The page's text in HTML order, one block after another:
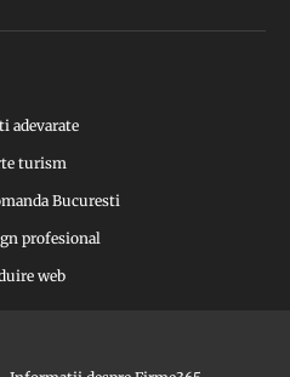
adevarate
turism
Bucuresti
profesional
web